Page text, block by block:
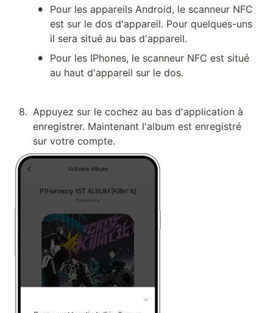
•
Pour les appareils Android, le scanneur NFC
est sur le dos d'appareil. Pour quelques-uns
il sera situé au bas d'appareil.
•
Pour les IPhones, le scanneur NFC est situé
au haut d'appareil sur le dos.
8. Appuyez sur le cochez au bas d'application à
enregistrer. Maintenant l'album est enregistré
sur votre compte.